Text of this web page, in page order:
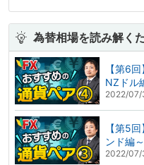
為替相場を読み解く
【第6
NZド
2022/
【第5
ンド編
2022/07/